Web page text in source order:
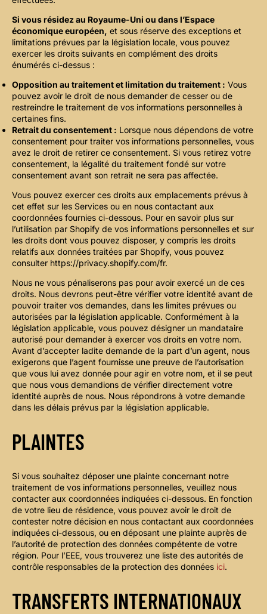
Si vous résidez au Royaume-Uni ou dans l’Espace
économique européen, et sous réserve des exceptions et
limitations prévues par la législation locale, vous pouvez
exercer les droits suivants en complément des droits
énumérés ci-dessus :
Opposition au traitement et limitation du traitement : Vous
pouvez avoir le droit de nous demander de cesser ou de
restreindre le traitement de vos informations personnelles à
certaines fins.
Retrait du consentement : Lorsque nous dépendons de votre
consentement pour traiter vos informations personnelles, vous
avez le droit de retirer ce consentement. Si vous retirez votre
consentement, la légalité du traitement fondé sur votre
consentement avant son retrait ne sera pas affectée.
Vous pouvez exercer ces droits aux emplacements prévus à
cet effet sur les Services ou en nous contactant aux
coordonnées fournies ci-dessous. Pour en savoir plus sur
l’utilisation par Shopify de vos informations personnelles et sur
les droits dont vous pouvez disposer, y compris les droits
relatifs aux données traitées par Shopify, vous pouvez
consulter https://privacy.shopify.com/fr.
Nous ne vous pénaliserons pas pour avoir exercé un de ces
droits. Nous devrons peut-être vérifier votre identité avant de
pouvoir traiter vos demandes, dans les limites prévues ou
autorisées par la législation applicable. Conformément à la
législation applicable, vous pouvez désigner un mandataire
autorisé pour demander à exercer vos droits en votre nom.
Avant d’accepter ladite demande de la part d’un agent, nous
exigerons que l’agent fournisse une preuve de l’autorisation
que vous lui avez donnée pour agir en votre nom, et il se peut
que nous vous demandions de vérifier directement votre
identité auprès de nous. Nous répondrons à votre demande
dans les délais prévus par la législation applicable.
PLAINTES
Si vous souhaitez déposer une plainte concernant notre
traitement de vos informations personnelles, veuillez nous
contacter aux coordonnées indiquées ci-dessous. En fonction
de votre lieu de résidence, vous pouvez avoir le droit de
contester notre décision en nous contactant aux coordonnées
indiquées ci-dessous, ou en déposant une plainte auprès de
l’autorité de protection des données compétente de votre
région. Pour l’EEE, vous trouverez une liste des autorités de
contrôle responsables de la protection des données ici.
TRANSFERTS INTERNATIONAUX